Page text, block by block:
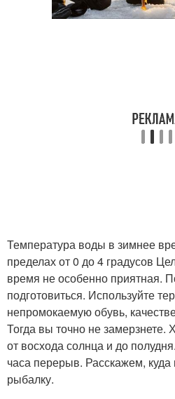
Температура воды в зимнее
пределах от 0 до 4 градусов
время не особенно приятная.
подготовиться. Используйте
непромокаемую обувь,
Тогда вы точно не замерзнете.
от восхода солнца и до
часа перерыв. Расскажем,
рыбалку.